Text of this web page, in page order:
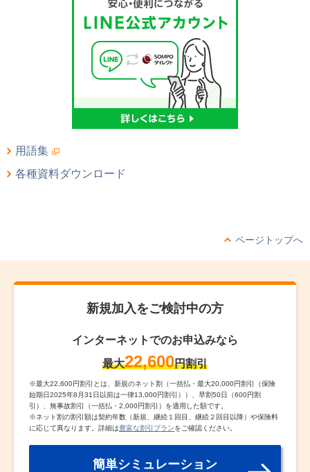
用語集
各種資料ダウンロード
ページトップへ
新規加入をご検討中の方
インターネットでのお申込みなら
最大22,600円割引
※最大22,600円割引とは、新規のネット割（一括払・最大20,000円割引（保険
始期日2025年8月31日以前は一律13,000円割引））、早割50日（600円割
引）、無事故割引（一括払・2,000円割引）を適用した額です。
※ネット割の割引額は契約年数（新規、継続１回目、継続２回目以降）や保険料
に応じて異なります。詳細は豊富な割引プランをご確認ください。
簡単シミュレーション